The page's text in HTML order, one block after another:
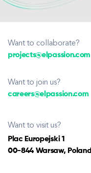
Want to collaborate?
projects@elpassion.com
Want to join us?
careers@elpassion.com
Want to visit us?
Plac Europejski 1
00-844 Warsaw, Poland